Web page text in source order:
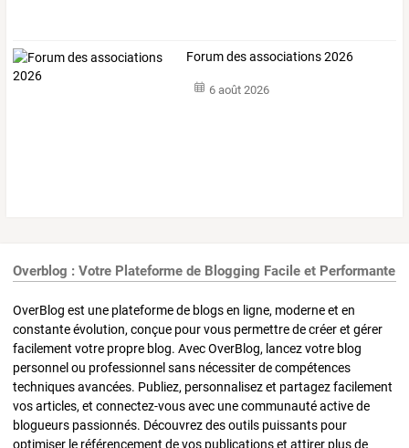
Forum des associations 2026
6 août 2026
Overblog : Votre Plateforme de Blogging Facile et Performante
OverBlog est une plateforme de blogs en ligne, moderne et en
constante évolution, conçue pour vous permettre de créer et gérer
facilement votre propre blog. Avec OverBlog, lancez votre blog
personnel ou professionnel sans nécessiter de compétences
techniques avancées. Publiez, personnalisez et partagez facilement
vos articles, et connectez-vous avec une communauté active de
blogueurs passionnés. Découvrez des outils puissants pour
optimiser le référencement de vos publications et attirer plus de